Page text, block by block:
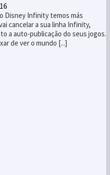
Disney Infinity temos más
cancelar a sua linha Infinity,
a auto-publicação do seus jogos.
de ver o mundo [...]